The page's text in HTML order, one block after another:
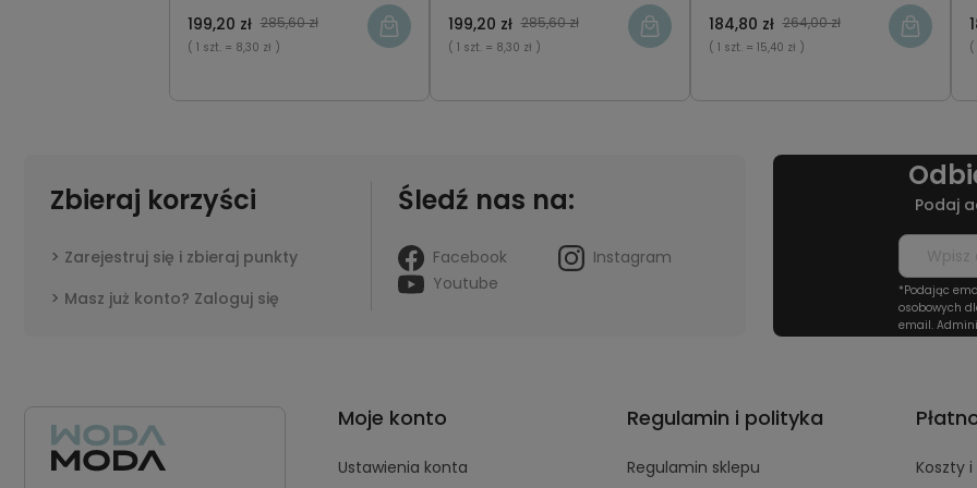
199,20 zł 285,60 zł
( 1 szt. = 8,30 zł )
199,20 zł 285,60 zł
( 1 szt. = 8,30 zł )
184,80 zł 264,00 zł
( 1 szt. = 15,40 zł ) (
Zbieraj korzyści
Zarejestruj się i zbieraj punkty
Masz już konto? Zaloguj się
Śledź nas na:
Facebook
Instagram
Youtube
Podaj
*Podając
osobowych
email.
Moje konto
Ustawienia konta
Regulamin i polityka
Regulamin sklepu Koszty